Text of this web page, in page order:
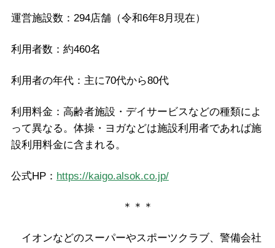
運営施設数：294店舗（令和6年8月現在）
利用者数：約460名
利用者の年代：主に70代から80代
利用料金：高齢者施設・デイサービスなどの種類によ
って異なる。体操・ヨガなどは施設利用者であれば施
設利用料金に含まれる。
公式HP： https://kaigo.alsok.co.jp/
＊＊＊
イオンなどのスーパーやスポーツクラブ、警備会社